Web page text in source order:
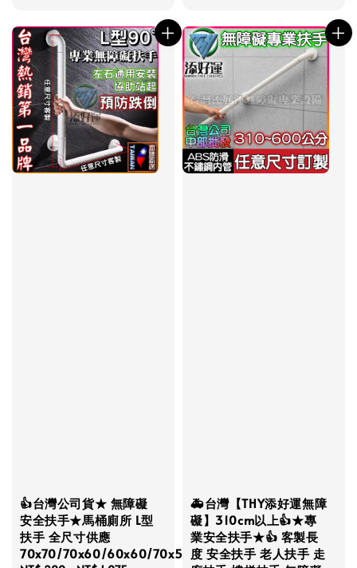
👍台灣公司貨★ 無障礙
安全扶手★馬桶廁所 L型
扶手 全尺寸供應
70x70/70x60/60x60/70x50/50x50
🚑台灣【THY添好運無障
礙】310cm以上👍★專
業安全扶手★👍 客製長
度 安全扶手 老人扶手 走